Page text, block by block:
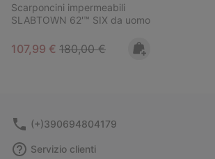
Scarponcini impermeabili
SLABTOWN 62'™ SIX da uomo
Sale price:
107,99 € Regular price:
180,00 €
(+)390694804179
Servizio clienti